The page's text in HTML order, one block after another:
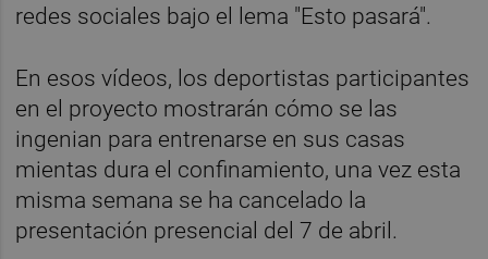
redes sociales bajo el lema "Esto pasará".
En esos vídeos, los deportistas participantes
en el proyecto mostrarán cómo se las
ingenian para entrenarse en sus casas
mientas dura el confinamiento, una vez esta
misma semana se ha cancelado la
presentación presencial del 7 de abril.